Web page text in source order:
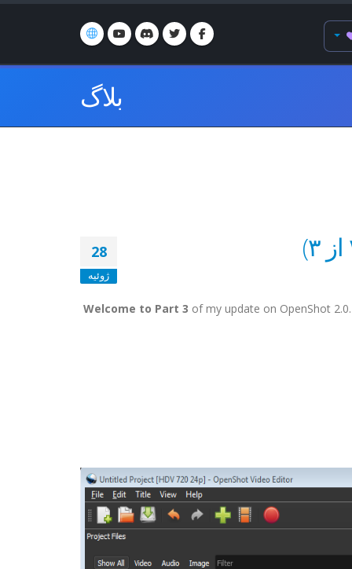
بلاگ
28
ژوئیه
Welcome to Part 3 of my update on OpenShot